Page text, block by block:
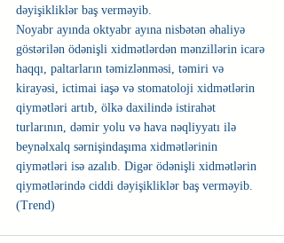
dəyişikliklər baş verməyib.
Noyabr ayında oktyabr ayına nisbətən əhaliyə
göstərilən ödənişli xidmətlərdən mənzillərin icarə
haqqı, paltarların təmizlənməsi, təmiri və
kirayəsi, ictimai iaşə və stomatoloji xidmətlərin
qiymətləri artıb, ölkə daxilində istirahət
turlarının, dəmir yolu və hava nəqliyyatı ilə
beynəlxalq sərnişindaşıma xidmətlərinin
qiymətləri isə azalıb. Digər ödənişli xidmətlərin
qiymətlərində ciddi dəyişikliklər baş verməyib.
(Trend)